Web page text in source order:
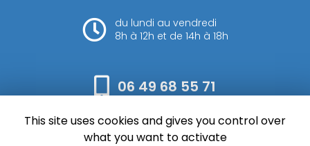
du lundi au vendredi
8h à 12h et de 14h à 18h
06 49 68 55 71
Envoyez votre message
This site uses cookies and gives you control over
what you want to activate